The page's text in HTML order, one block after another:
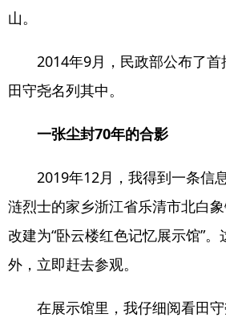
山。
2014年9月，民政部公布了首
田守尧名列其中。
一张尘封70年的合影
2019年12月，我得到一条信
涟烈士的家乡浙江省乐清市北白
改建为“卧云楼红色记忆展示馆”
外，立即赶去参观。
在展示馆里，我仔细阅看田